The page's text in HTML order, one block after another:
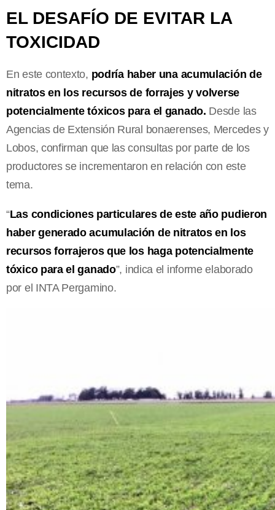
EL DESAFÍO DE EVITAR LA
TOXICIDAD
En este contexto, podría haber una acumulación de
nitratos en los recursos de forrajes y volverse
potencialmente tóxicos para el ganado. Desde las
Agencias de Extensión Rural bonaerenses, Mercedes y
Lobos, confirman que las consultas por parte de los
productores se incrementaron en relación con este
tema.
“Las condiciones particulares de este año pudieron
haber generado acumulación de nitratos en los
recursos forrajeros que los haga potencialmente
tóxico para el ganado”, indica el informe elaborado
por el INTA Pergamino.